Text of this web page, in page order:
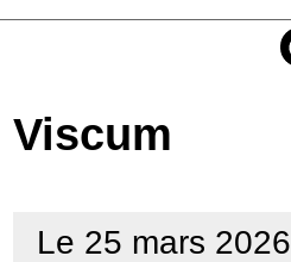
Economie
Contacts
Viscum
Le 25 mars 2026